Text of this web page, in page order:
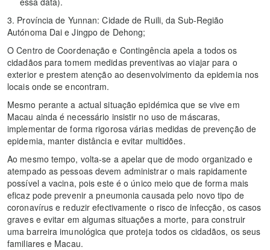
3. Província de Yunnan: Cidade de Ruili, da Sub-Região
Autónoma Dai e Jingpo de Dehong;
O Centro de Coordenação e Contingência apela a todos os
cidadãos para tomem medidas preventivas ao viajar para o
exterior e prestem atenção ao desenvolvimento da epidemia nos
locais onde se encontram.
Mesmo perante a actual situação epidémica que se vive em
Macau ainda é necessário insistir no uso de máscaras,
implementar de forma rigorosa várias medidas de prevenção de
epidemia, manter distância e evitar multidões.
Ao mesmo tempo, volta-se a apelar que de modo organizado e
atempado as pessoas devem administrar o mais rapidamente
possível a vacina, pois este é o único meio que de forma mais
eficaz pode prevenir a pneumonia causada pelo novo tipo de
coronavírus e reduzir efectivamente o risco de infecção, os casos
graves e evitar em algumas situações a morte, para construir
uma barreira imunológica que proteja todos os cidadãos, os seus
familiares e Macau.